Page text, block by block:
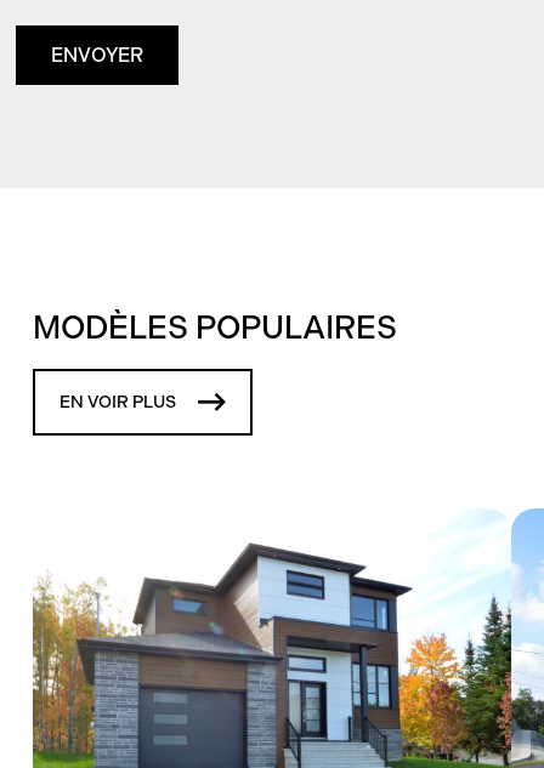
MODÈLES POPULAIRES
EN VOIR PLUS